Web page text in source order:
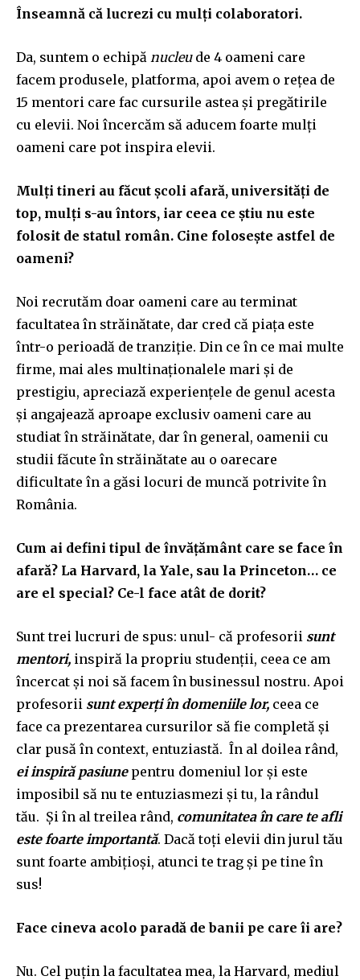
Înseamnă că lucrezi cu mulți colaboratori.
Da, suntem o echipă nucleude 4 oameni care
facem produsele, platforma, apoi avem o rețea de
15 mentori care fac cursurile astea și pregătirile
cu elevii. Noi încercăm să aducem foarte mulți
oameni care pot inspira elevii.
Mulți tineri au făcut școli afară, universități de
top, mulți s-au întors, iar ceea ce știu nu este
folosit de statul român. Cine folosește astfel de
oameni?
Noi recrutăm doar oameni care au terminat
facultatea în străinătate, dar cred că piața este
într-o perioadă de tranziție. Din ce în ce mai multe
firme, mai ales multinaționalele mari și de
prestigiu, apreciază experiențele de genul acesta
și angajează aproape exclusiv oameni care au
studiat în străinătate, dar în general, oamenii cu
studii făcute în străinătate au o oarecare
dificultate în a găsi locuri de muncă potrivite în
România.
Cum ai defini tipul de învățământ care se face în
afară? La Harvard, la Yale, sau la Princeton… ce
are el special? Ce-l face atât de dorit?
Sunt trei lucruri de spus: unul- că profesorii sunt
mentori, inspiră la propriu studenții, ceea ce am
încercat și noi să facem în businessul nostru. Apoi
profesorii sunt experți în domeniile lor, ceea ce
face ca prezentarea cursurilor să fie completă și
clar pusă în context, entuziastă. În al doilea rând,
ei inspiră pasiune pentru domeniul lor și este
imposibil să nu te entuziasmezi și tu, la rândul
tău. Și în al treilea rând, comunitatea în care te afli
este foarte importantă. Dacă toți elevii din jurul tău
sunt foarte ambițioși, atunci te trag și pe tine în
sus!
Face cineva acolo paradă de banii pe care îi are?
Nu. Cel puțin la facultatea mea, la Harvard, mediul